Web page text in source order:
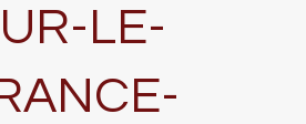
LE-